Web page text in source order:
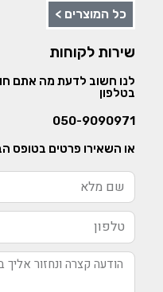
כל המוצרים >
שירות לקוחות
לנו חשוב לדעת מה אתם
בטלפון
050-9090971
או השאירו פרטים בטופס